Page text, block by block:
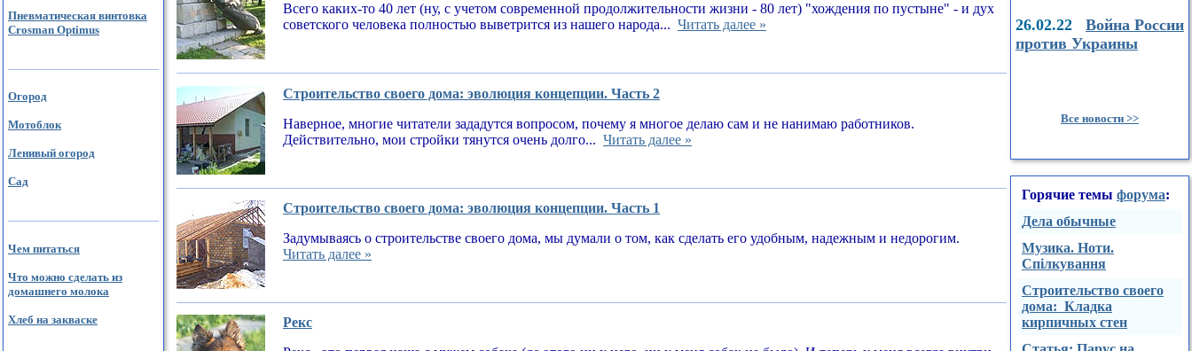
Пневматическая винтовка
Crosman Optimus
Огород
Мотоблок
Ленивый огород
Сад
Чем питаться
Что можно сделать из
домашнего молока
Хлеб на закваске
Всего каких-то 40 лет (ну, с учетом современной продолжительности жизни - 80 лет) "хождения по пустыне" - и дух
советского человека полностью выветрится из нашего народа... Читать далее »
Строительство своего дома: эволюция концепции. Часть 2
Наверное, многие читатели зададутся вопросом, почему я многое делаю сам и не нанимаю работников.
Действительно, мои стройки тянутся очень долго... Читать далее »
Строительство своего дома: эволюция концепции. Часть 1
Задумываясь о строительстве своего дома, мы думали о том, как сделать его удобным, надежным и недорогим.
Читать далее »
Рекс
26.02.22 Война России
против Украины
Все новости >>
Горячие темы форума:
Дела обычные
Музика. Ноти.
Спілкування
Строительство своего
дома: Кладка
кирпичных стен